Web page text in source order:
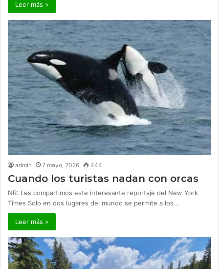
Leer más »
admin 7 mayo, 2026 444
Cuando los turistas nadan con orcas
NR: Les compartimos este interesante reportaje del New York
Times Solo en dos lugares del mundo se permite a los…
Leer más »